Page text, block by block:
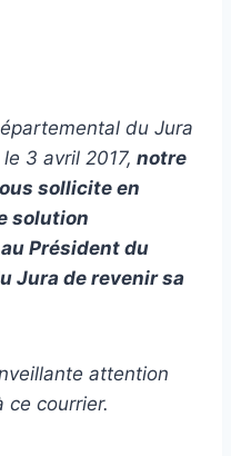
du Jura
3 avril 2017, notre
sollicite en
solution
Président du
Jura de revenir sa
attention
ce courrier.